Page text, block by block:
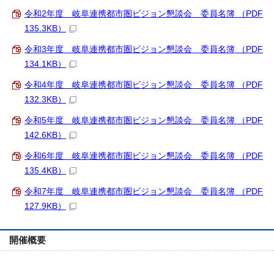
令和2年度 岐阜連携都市圏ビジョン懇談会 委員名簿 （PDF
135.3KB）
令和3年度 岐阜連携都市圏ビジョン懇談会 委員名簿 （PDF
134.1KB）
令和4年度 岐阜連携都市圏ビジョン懇談会 委員名簿 （PDF
132.3KB）
令和5年度 岐阜連携都市圏ビジョン懇談会 委員名簿 （PDF
142.6KB）
令和6年度 岐阜連携都市圏ビジョン懇談会 委員名簿 （PDF
135.4KB）
令和7年度 岐阜連携都市圏ビジョン懇談会 委員名簿 （PDF
127.9KB）
開催概要